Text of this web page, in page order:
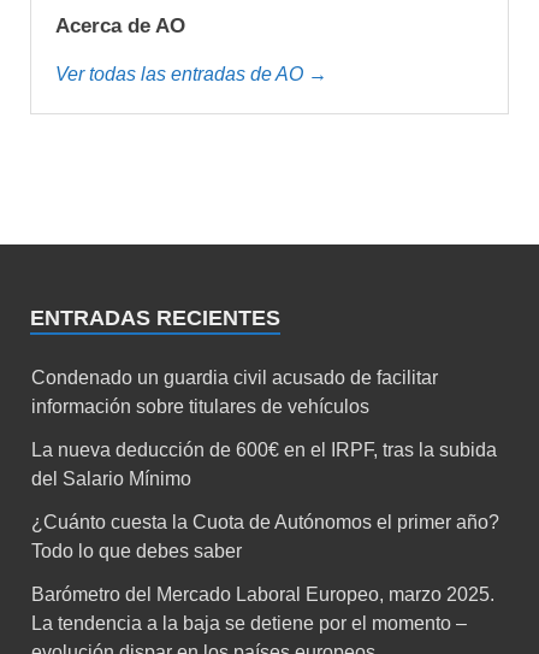
Acerca de AO
Ver todas las entradas de AO →
ENTRADAS RECIENTES
Condenado un guardia civil acusado de facilitar
información sobre titulares de vehículos
La nueva deducción de 600€ en el IRPF, tras la subida
del Salario Mínimo
¿Cuánto cuesta la Cuota de Autónomos el primer año?
Todo lo que debes saber
Barómetro del Mercado Laboral Europeo, marzo 2025.
La tendencia a la baja se detiene por el momento –